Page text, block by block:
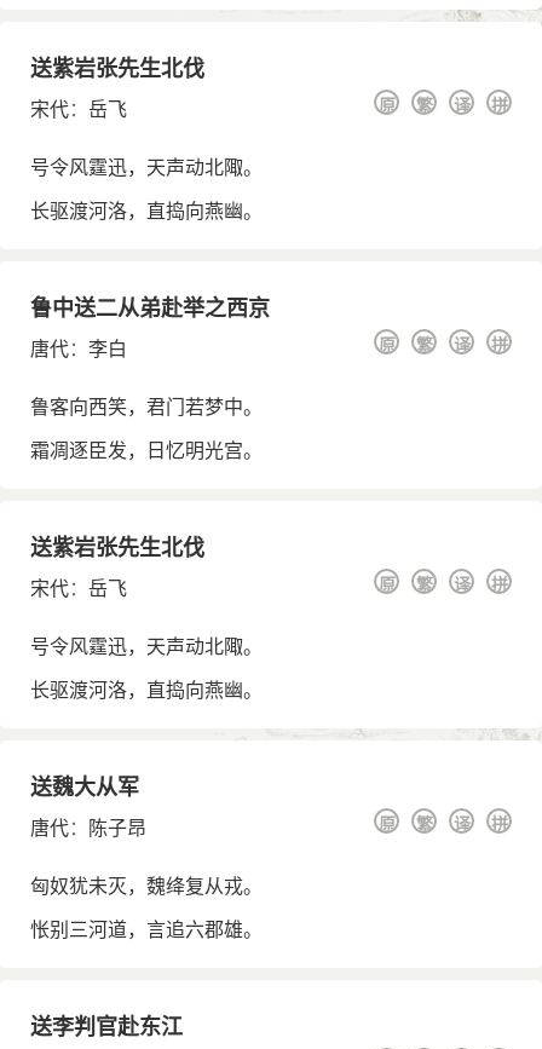
送紫岩张先生北伐
宋代： 岳飞 拼
译
繁
原
号令风霆迅，天声动北陬。
长驱渡河洛，直捣向燕幽。
鲁中送二从弟赴举之西京
唐代： 李白 拼
译
繁
原
鲁客向西笑，君门若梦中。
霜凋逐臣发，日忆明光宫。
送紫岩张先生北伐
宋代： 岳飞 拼
译
繁
原
号令风霆迅，天声动北陬。
长驱渡河洛，直捣向燕幽。
送魏大从军
唐代： 陈子昂 拼
译
繁
原
匈奴犹未灭，魏绛复从戎。
怅别三河道，言追六郡雄。
送李判官赴东江